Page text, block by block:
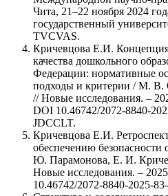
Чита, 21–22 ноября 2024
государственный
TVCVAS.
Кричевцова Е.И.
качества дошкольного
Федерации: нормативные
подходы и критерии / М. В.
// Новые исследования. –
DOI 10.46742/2072-8840-
JDCCLT.
Кричевцова Е.И.
обеспечению безопасности
Ю. Парамонова, Е. И.
Новые исследования. –
10.46742/2072-8840-2025-